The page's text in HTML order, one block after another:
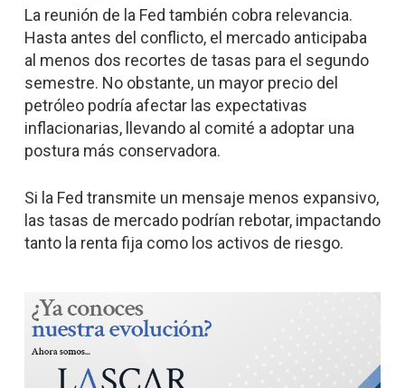
La reunión de la Fed también cobra relevancia.
Hasta antes del conflicto, el mercado anticipaba
al menos dos recortes de tasas para el segundo
semestre. No obstante, un mayor precio del
petróleo podría afectar las expectativas
inflacionarias, llevando al comité a adoptar una
postura más conservadora.
Si la Fed transmite un mensaje menos expansivo,
las tasas de mercado podrían rebotar, impactando
tanto la renta fija como los activos de riesgo.